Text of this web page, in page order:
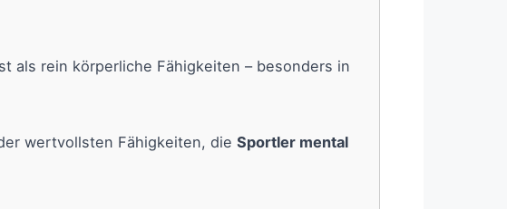
als rein körperliche Fähigkeiten – besonders in
wertvollsten Fähigkeiten, die Sportler mental